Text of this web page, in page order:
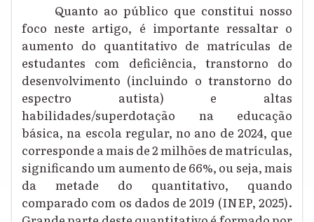
Quanto ao público que constitui nosso
foco neste artigo, é importante ressaltar o
aumento do quantitativo de matrículas de
estudantes com deficiência, transtorno do
desenvolvimento (incluindo o transtorno do
espectro autista) e altas
habilidades/superdotação na educação
básica, na escola regular, no ano de 2024, que
corresponde a mais de 2 milhões de matrículas,
significando um aumento de 66%, ou seja, mais
da metade do quantitativo, quando
comparado com os dados de 2019 (INEP, 2025).